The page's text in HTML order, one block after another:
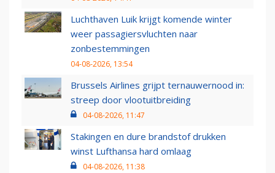
Luchthaven Luik krijgt komende winter
weer passagiersvluchten naar
zonbestemmingen
04-08-2026, 13:54
Brussels Airlines grijpt ternauwernood in:
streep door vlootuitbreiding
04-08-2026, 11:47
Stakingen en dure brandstof drukken
winst Lufthansa hard omlaag
04-08-2026, 11:38